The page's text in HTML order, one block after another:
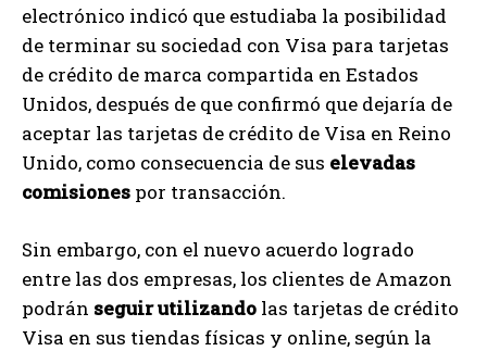
electrónico indicó que estudiaba la posibilidad
de terminar su sociedad con Visa para tarjetas
de crédito de marca compartida en Estados
Unidos, después de que confirmó que dejaría de
aceptar las tarjetas de crédito de Visa en Reino
Unido, como consecuencia de sus elevadas
comisiones por transacción.
Sin embargo, con el nuevo acuerdo logrado
entre las dos empresas, los clientes de Amazon
podrán seguir utilizando las tarjetas de crédito
Visa en sus tiendas físicas y online, según la